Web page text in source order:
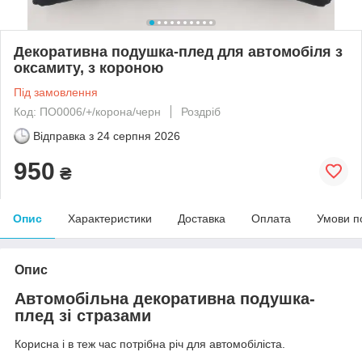
Декоративна подушка-плед для автомобіля з
оксамиту, з короною
Під замовлення
Код: ПО0006/+/корона/черн
Роздріб
Відправка з 24 серпня 2026
950 ₴
Опис Характеристики Доставка Оплата Умови
Опис
Автомобільна декоративна подушка-
плед зі стразами
Корисна і в теж час потрібна річ для автомобіліста.